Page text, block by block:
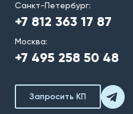
Санкт-Петербург:
+7 812 363 17 87
Москва:
+7 495 258 50 48
Запросить КП